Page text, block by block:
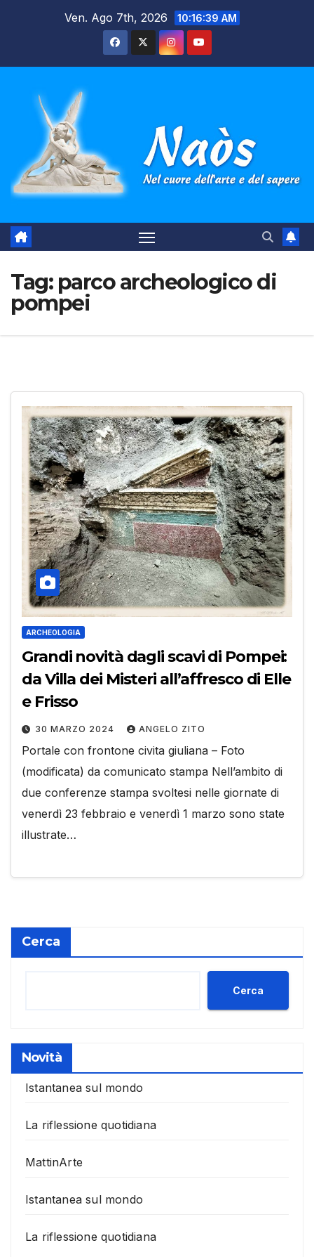
Ven. Ago 7th, 2026 10:16:39 AM
Tag: parco archeologico di
pompei
ARCHEOLOGIA
Grandi novità dagli scavi di Pompei:
da Villa dei Misteri all’affresco di Elle
e Frisso
30 MARZO 2024 ANGELO ZITO
Portale con frontone civita giuliana – Foto
(modificata) da comunicato stampa Nell’ambito di
due conferenze stampa svoltesi nelle giornate di
venerdì 23 febbraio e venerdì 1 marzo sono state
illustrate…
Cerca
Cerca
Novità
Istantanea sul mondo
La riflessione quotidiana
MattinArte
Istantanea sul mondo
La riflessione quotidiana